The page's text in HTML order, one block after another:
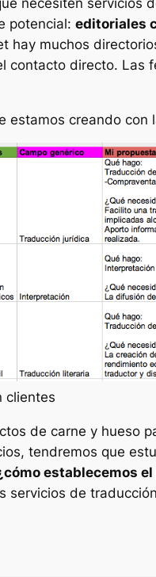
potencial: editoriales
hay muchos
contacto directo.
estamos creando con
clientes
de carne y hueso
tendremos que
establecemos
servicios de